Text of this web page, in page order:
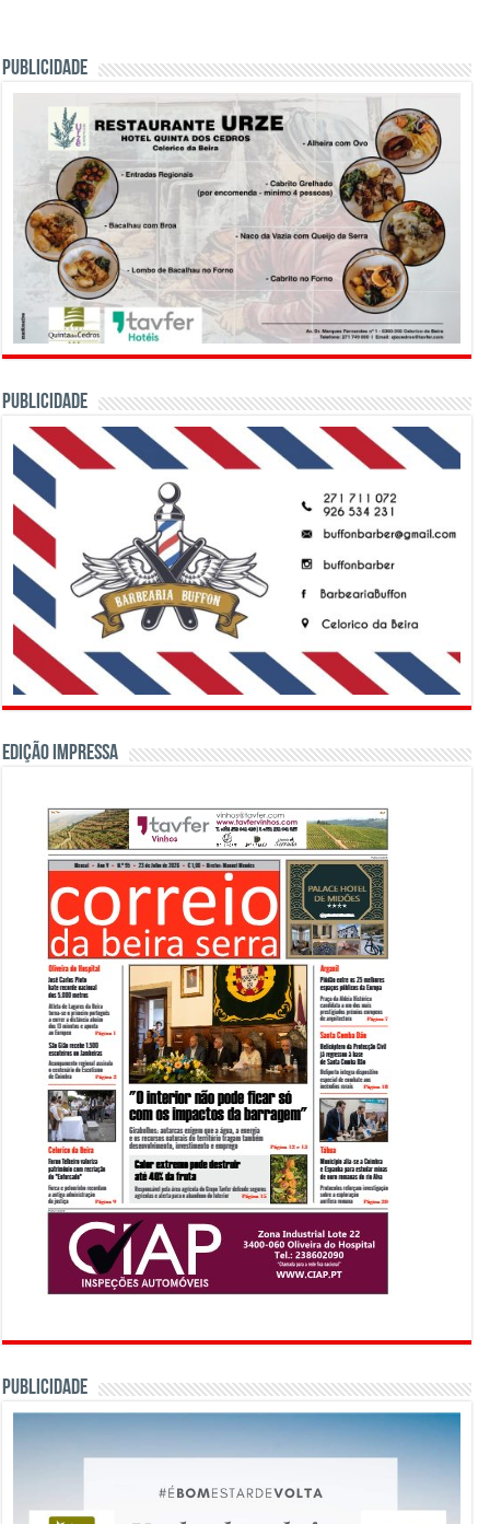
PUBLICIDADE
PUBLICIDADE
Edição Impressa
PUBLICIDADE